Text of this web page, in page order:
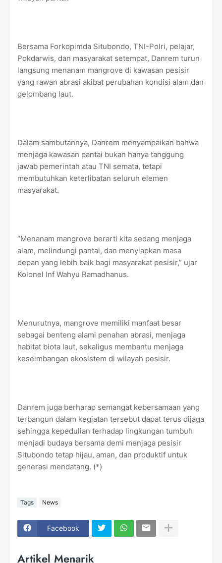
Bersama Forkopimda Situbondo, TNI-Polri, pelajar,
Pokdarwis, dan masyarakat setempat, Danrem turun
langsung menanam mangrove di kawasan pesisir
yang rawan abrasi akibat perubahan kondisi alam dan
gelombang laut.
Dalam sambutannya, Danrem menyampaikan bahwa
menjaga kawasan pantai bukan hanya tanggung
jawab pemerintah atau TNI semata, tetapi
membutuhkan keterlibatan seluruh elemen
masyarakat.
“Menanam mangrove berarti kita sedang menjaga
alam, melindungi pantai, dan menyiapkan masa
depan yang lebih baik bagi masyarakat pesisir,” ujar
Kolonel Inf Wahyu Ramadhanus.
Menurutnya, mangrove memiliki manfaat besar
sebagai benteng alami penahan abrasi, menjaga
habitat biota laut, sekaligus membantu menjaga
keseimbangan ekosistem di wilayah pesisir.
Danrem juga berharap semangat kebersamaan yang
terbangun dalam kegiatan tersebut dapat terus dijaga
sehingga kepedulian terhadap lingkungan tumbuh
menjadi budaya bersama demi menjaga pesisir
Situbondo tetap hijau, aman, dan produktif untuk
generasi mendatang. (*)
Tags News
Facebook
Artikel Menarik